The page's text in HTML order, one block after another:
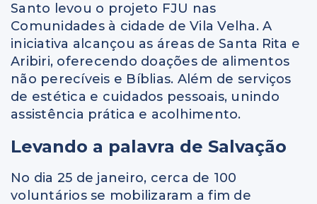
Santo levou o projeto FJU nas
Comunidades à cidade de Vila Velha. A
iniciativa alcançou as áreas de Santa Rita e
Aribiri, oferecendo doações de alimentos
não perecíveis e Bíblias. Além de serviços
de estética e cuidados pessoais, unindo
assistência prática e acolhimento.
Levando a palavra de Salvação
No dia 25 de janeiro, cerca de 100
voluntários se mobilizaram a fim de